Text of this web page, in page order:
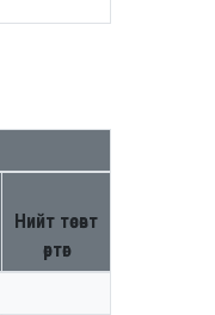
Нийт төсөвт
өртөг